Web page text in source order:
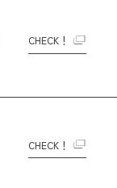
CHECK！
CHECK！